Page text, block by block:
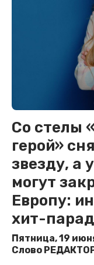
Со стелы
герой»
звезду, а
могут
Европу:
хит-парад
Пятница, 19
Слово